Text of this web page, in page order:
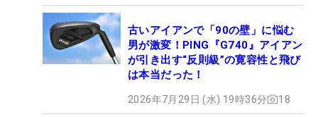
古いアイアンで「90の壁」に悩む
男が激変！PING『G740』アイアン
が引き出す“反則級”の寛容性と飛び
は本当だった！
2026年7月29日 (水) 19時36分 18